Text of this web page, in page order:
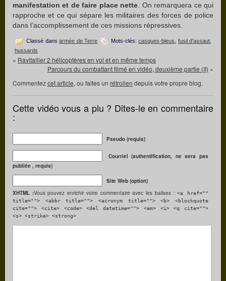
manifestation et de faire place nette . On remarquera ce qui
rapproche et ce qui sépare les militaires des forces de police
dans l’accomplissement de ces missions répressives.
Classé dansarmée de Terre Mots-clés:casques-bleus fusil d’assaut
hussards
« Ravitailler 2 hélicoptères en vol et en même temps
Parcours du combattant filmé en vidéo, deuxième partie (II) »
Commentezcet article, ou faites un rétrolien depuis votre propre blog.
Cette vidéo vous a plu ? Dites-le en commentaire
:
Pseudo (requis)
Courriel (authentification, ne sera pas
publiée , requis)
Site Web (option)
XHTML :Vous pouvez enrichir votre commentaire avec les balises :<a href=""
title=""> <abbr title=""> <acronym title=""> <b> <blockquote
cite=""> <cite> <code> <del datetime=""> <em> <i> <q cite="">
<s> <strike> <strong>